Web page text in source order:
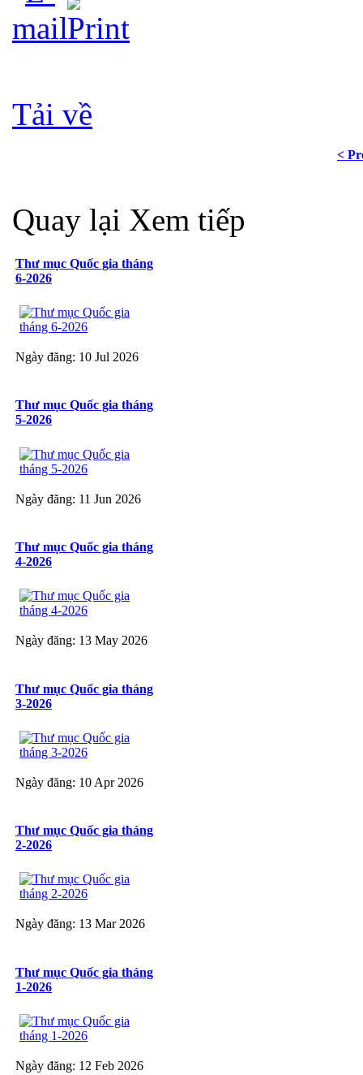
Tải về
<
Quay lại Xem tiếp
Thư mục Quốc gia tháng
6-2026
Ngày đăng: 10 Jul 2026
Thư mục Quốc gia tháng
5-2026
Ngày đăng: 11 Jun 2026
Thư mục Quốc gia tháng
4-2026
Ngày đăng: 13 May 2026
Thư mục Quốc gia tháng
3-2026
Ngày đăng: 10 Apr 2026
Thư mục Quốc gia tháng
2-2026
Ngày đăng: 13 Mar 2026
Thư mục Quốc gia tháng
1-2026
Ngày đăng: 12 Feb 2026